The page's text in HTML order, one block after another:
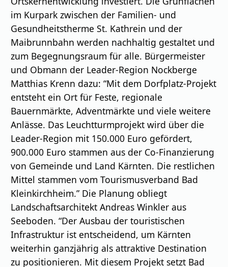
im Kurpark zwischen der Familien- und
Gesundheitstherme St. Kathrein und der
Maibrunnbahn werden nachhaltig gestaltet und
zum Begegnungsraum für alle. Bürgermeister
und Obmann der Leader-Region Nockberge
Matthias Krenn dazu: “Mit dem Dorfplatz-Projekt
entsteht ein Ort für Feste, regionale
Bauernmärkte, Adventmärkte und viele weitere
Anlässe. Das Leuchtturmprojekt wird über die
Leader-Region mit 150.000 Euro gefördert,
900.000 Euro stammen aus der Co-Finanzierung
von Gemeinde und Land Kärnten. Die restlichen
Mittel stammen vom Tourismusverband Bad
Kleinkirchheim.” Die Planung obliegt
Landschaftsarchitekt Andreas Winkler aus
Seeboden. “Der Ausbau der touristischen
Infrastruktur ist entscheidend, um Kärnten
weiterhin ganzjährig als attraktive Destination
zu positionieren. Mit diesem Projekt setzt Bad